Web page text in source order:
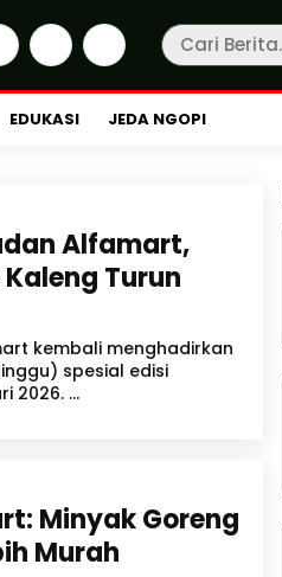
EDUKASI JEDA NGOPI
Alfamart,
Turun
kembali menghadirkan
spesial edisi
2026. ...
Minyak Goreng
Murah